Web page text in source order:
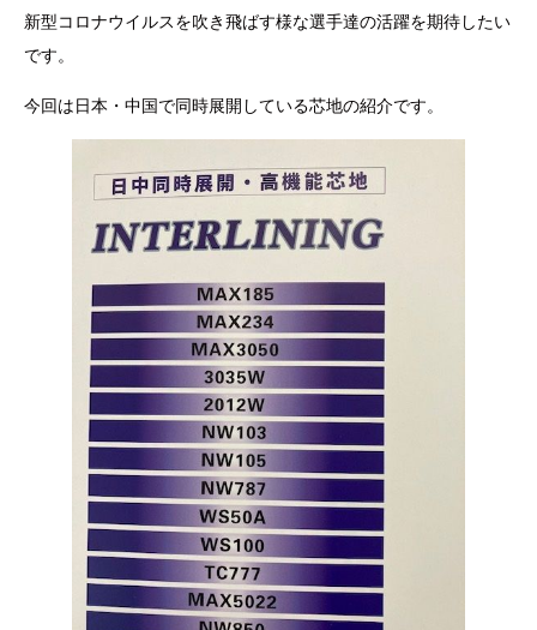
新型コロナウイルスを吹き飛ばす様な選手達の活躍を期待したい
です。
今回は日本・中国で同時展開している芯地の紹介です。